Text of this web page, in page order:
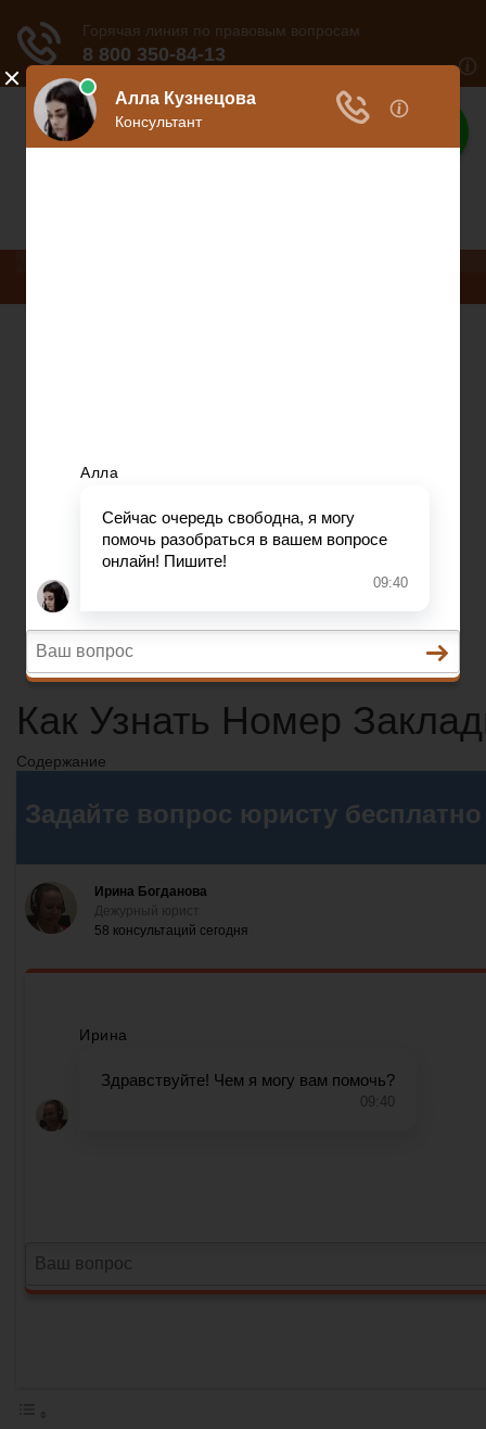
Ваше право
Законы
Состав преступления
Право на защиту
Гражданский кодекс
Освобождение
Уголовный кодекс
Законы
Состав преступления
Как Узнать Номер
Содержание